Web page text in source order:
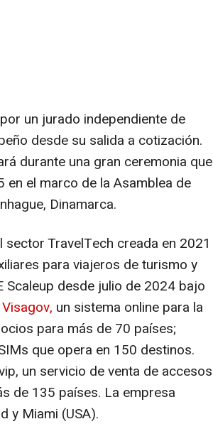
un jurado independiente de
desde su salida a cotización.
durante una gran ceremonia que
el marco de la Asamblea de
Dinamarca.
TravelTech creada en 2021
para viajeros de turismo y
Scaleup desde julio de 2024 bajo
Visagov, un sistema online para la
para más de 70 países;
que opera en 150 destinos.
un servicio de venta de accesos
de 135 países. La empresa
y Miami (USA).